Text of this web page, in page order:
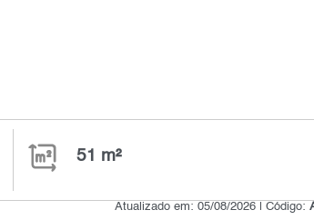
51 m²
Atualizado em: 05/08/2026 | Código: